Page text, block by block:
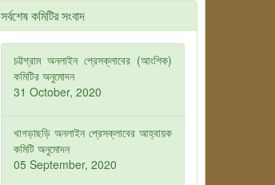
সর্বশেষ কমিটির সংবাদ
চট্টগ্রাম অনলাইন প্রেসক্লাবের (আংশিক)
কমিটির অনুমোদন
31 October, 2020
খাগড়াছড়ি অনলাইন প্রেসক্লাবের আহ্বায়ক
কমিটি অনুমোদন
05 September, 2020